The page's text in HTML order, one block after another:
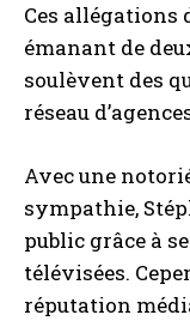
Ces allégations
émanant de
soulèvent des
réseau
Avec une
sympathie,
public grâce à
télévisées.
réputation